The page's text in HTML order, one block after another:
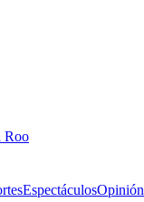
Roo
EspectáculosOpinión